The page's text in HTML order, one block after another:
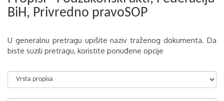
BiH, Privredno pravoSOP
U generalnu pretragu upišite naziv traženog dokumenta. Da
biste suzili pretragu, koristite ponuđene opcije